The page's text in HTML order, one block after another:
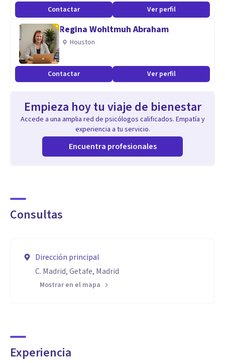
Contactar Ver perfil
Regina Wohltmuh Abraham
Houston
Contactar Ver perfil
Empieza hoy tu viaje de bienestar
Accede a una amplia red de psicólogos calificados. Empatía y
experiencia a tu servicio.
Encuentra profesionales
Consultas
Dirección principal
C. Madrid, Getafe, Madrid
Mostrar en el mapa
Experiencia